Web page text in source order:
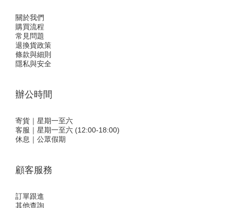
關於我們
購買流程
常見問題
退換貨政策
條款與細則
隱私與安全
辦公時間
寄貨｜星期一至六
客服｜星期一至六 (12:00-18:00)
休息｜公眾假期
顧客服務
訂單跟進
其他查詢